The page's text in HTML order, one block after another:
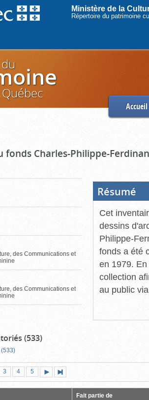
Ministère de la
Répertoire du patrimoine
Accueil
fonds Charles-Philippe-
des Communications et
des Communications et
Résumé
Cet
dessins
Philippe-
fonds a été
en 1979.
collection
au public
(533)
(533)
Page
3 Page
4 Page
5
suivante
page
Fait partie de